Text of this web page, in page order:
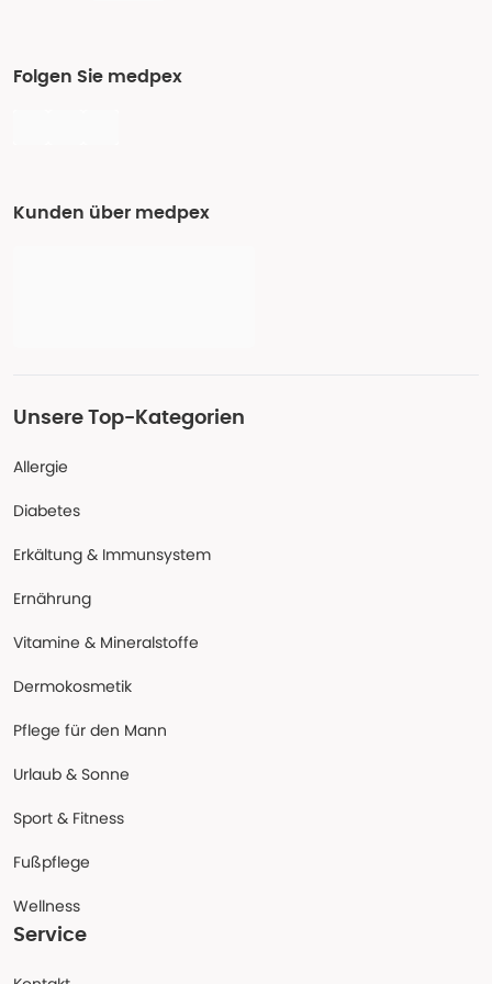
Folgen Sie medpex
Kunden über medpex
Unsere Top-Kategorien
Allergie
Diabetes
Erkältung & Immunsystem
Ernährung
Vitamine & Mineralstoffe
Dermokosmetik
Pflege für den Mann
Urlaub & Sonne
Sport & Fitness
Fußpflege
Wellness
Service